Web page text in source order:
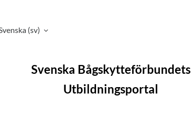
‎(sv)‎
Svenska Bågskytteförbundets
Utbildningsportal